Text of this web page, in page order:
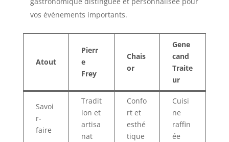
vos événements importants.
Atout
Pierr
e
Frey
Chais
or
Gene
cand
Traite
ur
Savoi
r-
faire
Tradit
ion et
artisa
nat
Confo
rt et
esthé
tique
Cuisi
ne
raffin
ée